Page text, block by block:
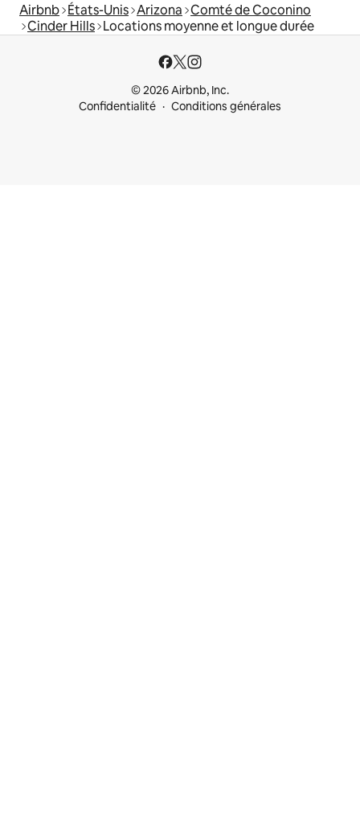
Airbnb États-Unis Arizona Comté de Coconino
Cinder Hills Locations moyenne et longue durée
© 2026 Airbnb, Inc.
Confidentialité
Conditions générales